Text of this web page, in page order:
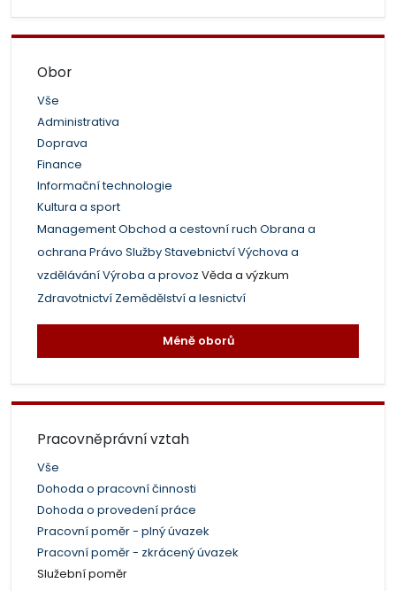
Obor
Vše
Administrativa
Doprava
Finance
Informační technologie
Kultura a sport
ManagementObchod a cestovní ruch Obrana a
ochrana Právo SlužbyStavebnictvíVýchova a
vzděláváníVýroba a provoz Věda a výzkum
Zdravotnictví Zemědělství a lesnictví
Méně oborů
Pracovněprávní vztah
Vše
Dohoda o pracovní činnosti
Dohoda o provedení práce
Pracovní poměr - plný úvazek
Pracovní poměr - zkrácený úvazek
Služební poměr